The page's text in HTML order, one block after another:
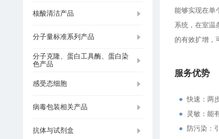
核酸清洁产品
分子量标准系列产品
分子克隆、蛋白工具酶、蛋白染
色产品
感受态细胞
病毒包装相关产品
抗体与试剂盒
能够实现在单
系统，在室温
的有效扩增，
服务优势
快速：两
灵敏：能
防污染：